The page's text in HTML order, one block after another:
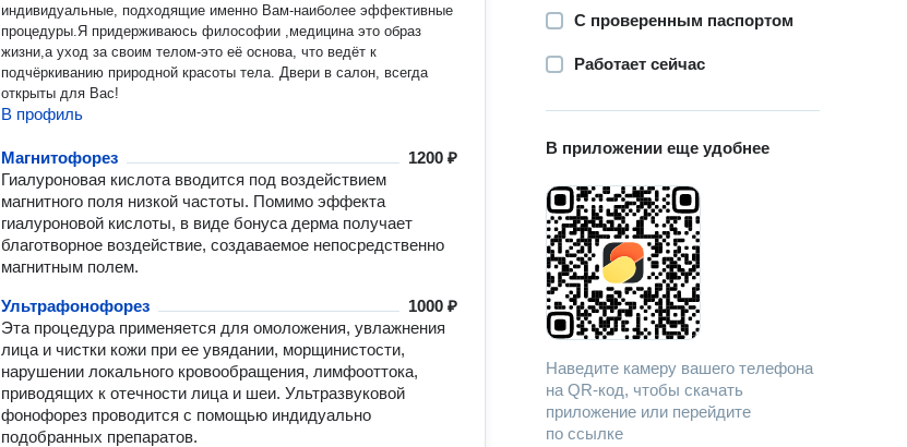
индивидуальные, подходящие именно Вам-наиболее эффективные
процедуры.Я придерживаюсь философии ,медицина это образ
жизни,а уход за своим телом-это её основа, что ведёт к
подчёркиванию природной красоты тела. Двери в салон, всегда
открыты для Вас!
В профиль
Магнитофорез
1200 ₽
Гиалуроновая кислота вводится под воздействием
магнитного поля низкой частоты. Помимо эффекта
гиалуроновой кислоты, в виде бонуса дерма получает
благотворное воздействие, создаваемое непосредственно
магнитным полем.
Ультрафонофорез
1000 ₽
Эта процедура применяется для омоложения, увлажнения
лица и чистки кожи при ее увядании, морщинистости,
нарушении локального кровообращения, лимфооттока,
приводящих к отечности лица и шеи. Ультразвуковой
фонофорез проводится с помощью индидуально
подобранных препаратов.
С проверенным паспортом
Работает сейчас
В приложении еще удобнее
Наведите камеру вашего телефона
на QR-код, чтобы скачать
приложение или перейдите
по ссылке